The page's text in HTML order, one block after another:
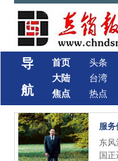
导
航
首页
大陆
焦点
头条
台湾
热点
服
东风
国